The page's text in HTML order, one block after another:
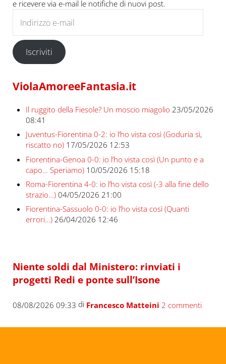
e ricevere via e-mail le notifiche di nuovi post.
Iscriviti
ViolaAmoreeFantasia.it
Il ruggito della Fiesole? Un moscio miagolio 23/05/2026
08:41
Juventus-Fiorentina 0-2: io l’ho vista così (Goduria sì,
riscatto no) 17/05/2026 12:53
Fiorentina-Genoa 0-0: io l’ho vista così (Un punto e a
capo… Speriamo) 10/05/2026 15:18
Roma-Fiorentina 4-0: io l’ho vista così (-3 alla fine dello
strazio…) 04/05/2026 21:00
Fiorentina-Sassuolo 0-0: io l’ho vista così (Quanti
errori…) 26/04/2026 12:46
Niente soldi dal Ministero: rinviati i
progetti Redi e ponte sull’Isone
08/08/2026 09:33 di Francesco Matteini 2 commenti